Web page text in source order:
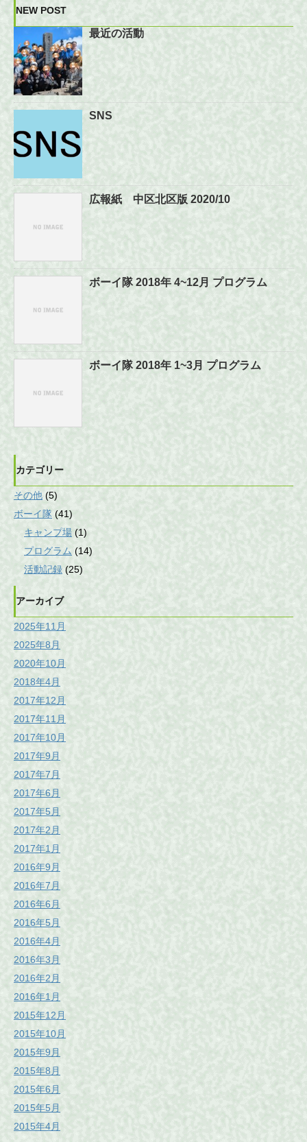
NEW POST
最近の活動
SNS
広報紙 中区北区版 2020/10
ボーイ隊 2018年 4~12月 プログラム
ボーイ隊 2018年 1~3月 プログラム
カテゴリー
その他 (5)
ボーイ隊 (41)
キャンプ場 (1)
プログラム (14)
活動記録 (25)
アーカイブ
2025年11月
2025年8月
2020年10月
2018年4月
2017年12月
2017年11月
2017年10月
2017年9月
2017年7月
2017年6月
2017年5月
2017年2月
2017年1月
2016年9月
2016年7月
2016年6月
2016年5月
2016年4月
2016年3月
2016年2月
2016年1月
2015年12月
2015年10月
2015年9月
2015年8月
2015年6月
2015年5月
2015年4月